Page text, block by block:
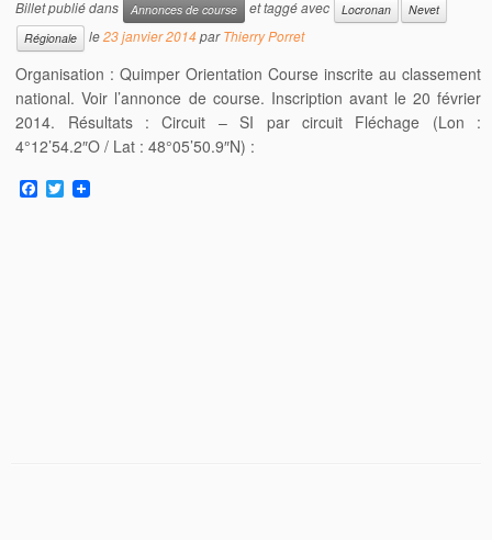
Billet publié dans Annonces de course et taggé avec Locronan
Nevet
Régionale
le23 janvier 2014parThierry Porret
Organisation : Quimper Orientation Course inscrite au classement
national. Voir l’annonce de course. Inscription avant le 20 février
2014. Résultats : Circuit – SI par circuit Fléchage (Lon :
4°12’54.2″O / Lat : 48°05’50.9″N) :
F
a
T
w